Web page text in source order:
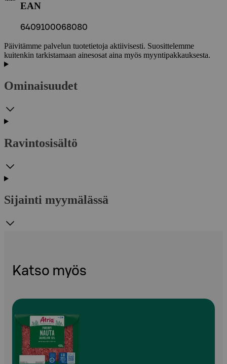
EAN
6409100068080
Päivitämme palvelun tuotetietoja aktiivisesti. Suosittelemme
kuitenkin tarkistamaan ainesosat aina myös myyntipakkauksesta.
Ominaisuudet
Ravintosisältö
Sijainti myymälässä
Katso myös